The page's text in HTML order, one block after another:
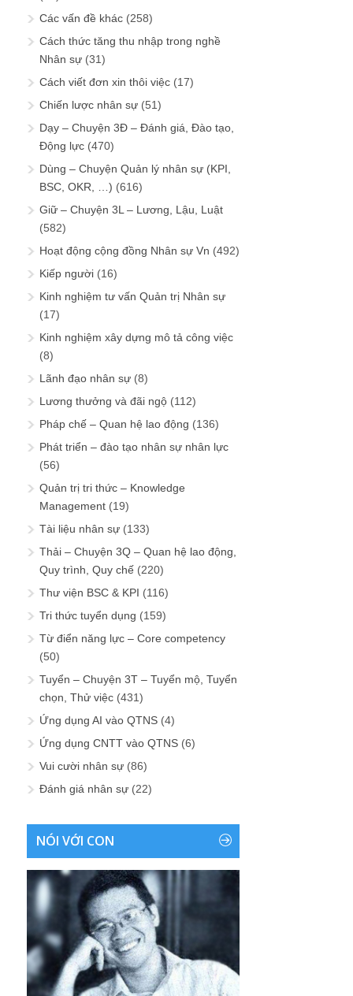
Các vấn đề khác (258)
Cách thức tăng thu nhập trong nghề
Nhân sự (31)
Cách viết đơn xin thôi việc (17)
Chiến lược nhân sự (51)
Dạy – Chuyện 3Đ – Đánh giá, Đào tạo,
Động lực (470)
Dùng – Chuyện Quản lý nhân sự (KPI,
BSC, OKR, …) (616)
Giữ – Chuyện 3L – Lương, Lậu, Luật
(582)
Hoạt động cộng đồng Nhân sự Vn (492)
Kiếp người (16)
Kinh nghiệm tư vấn Quản trị Nhân sự
(17)
Kinh nghiệm xây dựng mô tả công việc
(8)
Lãnh đạo nhân sự (8)
Lương thưởng và đãi ngộ (112)
Pháp chế – Quan hệ lao động (136)
Phát triển – đào tạo nhân sự nhân lực
(56)
Quản trị tri thức – Knowledge
Management (19)
Tài liệu nhân sự (133)
Thải – Chuyện 3Q – Quan hệ lao động,
Quy trình, Quy chế (220)
Thư viện BSC & KPI (116)
Tri thức tuyển dụng (159)
Từ điển năng lực – Core competency
(50)
Tuyển – Chuyện 3T – Tuyển mộ, Tuyển
chọn, Thử việc (431)
Ứng dụng AI vào QTNS (4)
Ứng dụng CNTT vào QTNS (6)
Vui cười nhân sự (86)
Đánh giá nhân sự (22)
NÓI VỚI CON